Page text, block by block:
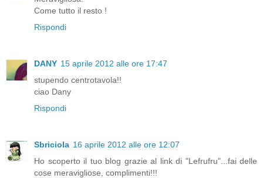
Come tutto il resto !
Rispondi
DANY 15 aprile 2012 alle ore 17:47
stupendo centrotavola!!
ciao Dany
Rispondi
Sbriciola 16 aprile 2012 alle ore 12:07
Ho scoperto il tuo blog grazie al link di "Lefrufru"...fai delle
cose meravigliose, complimenti!!!